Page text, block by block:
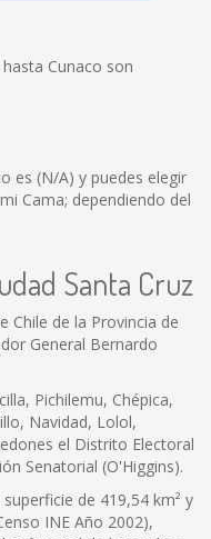
Cunaco son
es (N/A) y puedes elegir
Cama; dependiendo del
Santa Cruz
Chile de la Provincia de
General Bernardo
Pichilemu, Chépica,
Navidad, Lolol,
el Distrito Electoral
Senatorial (O'Higgins).
de 419,54 km² y
INE Año 2002),